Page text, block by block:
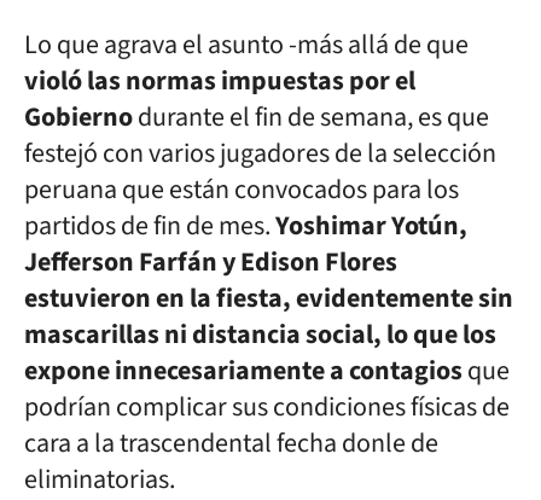
Lo que agrava el asunto -más allá de que
violó las normas impuestas por el
Gobiernodurante el fin de semana, es que
festejó con varios jugadores de la selección
peruana que están convocados para los
partidos de fin de mes.Yoshimar Yotún,
Jefferson Farfán y Edison Flores
estuvieron en la fiesta, evidentemente sin
mascarillas ni distancia social, lo que los
expone innecesariamente a contagiosque
podrían complicar sus condiciones físicas de
cara a la trascendental fecha donle de
eliminatorias.